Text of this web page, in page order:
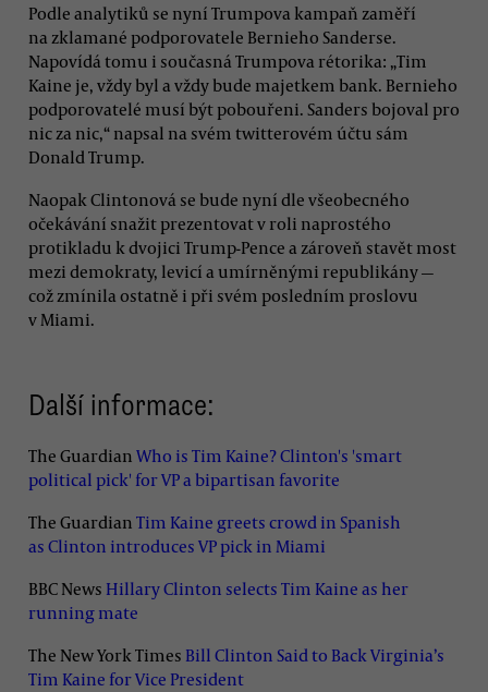
Podle analytiků se nyní Trumpova kampaň zaměří
na zklamané podporovatele Bernieho Sanderse.
Napovídá tomu i současná Trumpova rétorika: „Tim
Kaine je, vždy byl a vždy bude majetkem bank. Bernieho
podporovatelé musí být pobouřeni. Sanders bojoval pro
nic za nic,“ napsal na svém twitterovém účtu sám
Donald Trump.
Naopak Clintonová se bude nyní dle všeobecného
očekávání snažit prezentovat v roli naprostého
protikladu k dvojici Trump-Pence a zároveň stavět most
mezi demokraty, levicí a umírněnými republikány —
což zmínila ostatně i při svém posledním proslovu
v Miami.
Další informace:
The Guardian Who is Tim Kaine? Clinton's 'smart
political pick' for VP a bipartisan favorite
The Guardian Tim Kaine greets crowd in Spanish
as Clinton introduces VP pick in Miami
BBC News Hillary Clinton selects Tim Kaine as her
running mate
The New York Times Bill Clinton Said to Back Virginia’s
Tim Kaine for Vice President